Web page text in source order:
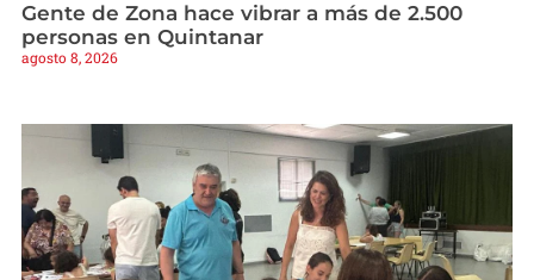
Gente de Zona hace vibrar a más de 2.500
personas en Quintanar
agosto 8, 2026